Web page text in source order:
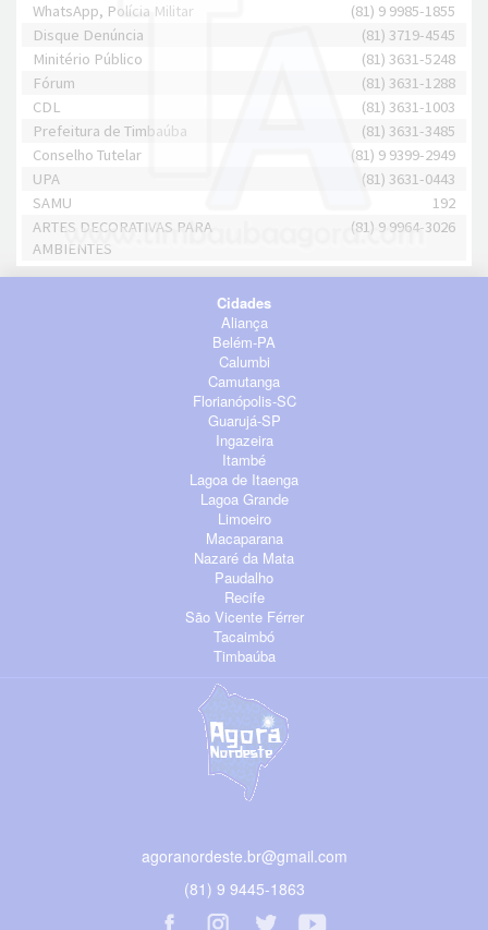
WhatsApp, Polícia Militar
(81) 9 9985-1855
Disque Denúncia
(81) 3719-4545
Minitério Público
(81) 3631-5248
Fórum
(81) 3631-1288
CDL
(81) 3631-1003
Prefeitura de Timbaúba
(81) 3631-3485
Conselho Tutelar
(81) 9 9399-2949
UPA
(81) 3631-0443
SAMU
192
ARTES DECORATIVAS PARA
AMBIENTES
(81) 9 9964-3026
Cidades
Aliança
Belém-PA
Calumbi
Camutanga
Florianópolis-SC
Guarujá-SP
Ingazeira
Itambé
Lagoa de Itaenga
Lagoa Grande
Limoeiro
Macaparana
Nazaré da Mata
Paudalho
Recife
São Vicente Férrer
Tacaimbó
Timbaúba
agoranordeste.br@gmail.com
(81) 9 9445-1863